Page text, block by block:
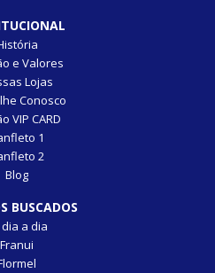
e Valores
Lojas
Conosco
VIP CARD
1
2
Blog
BUSCADOS
dia a dia
Franui